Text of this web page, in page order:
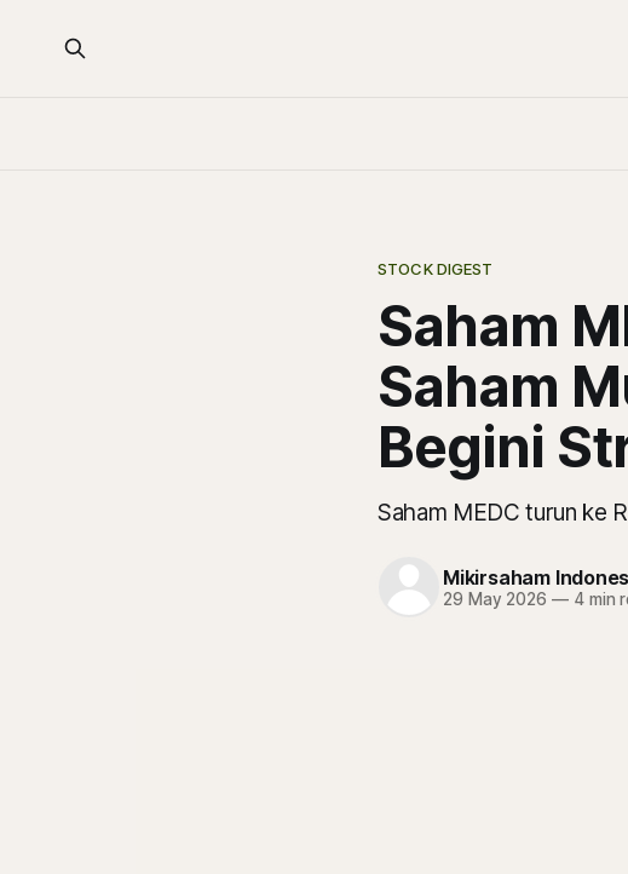
STOCK DIGEST
Saham
Saham
Begini
Saham MEDC turun ke
Mikirsaham
29 May 2026 —4 min